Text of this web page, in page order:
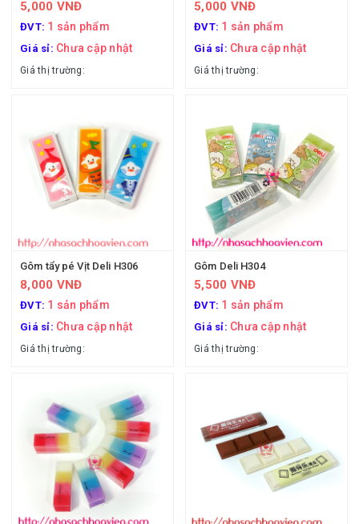
5,000 VNĐ
ĐVT: 1 sản phẩm
Giá sỉ: Chưa cập nhật
Giá thị trường:
5,000 VNĐ
ĐVT: 1 sản phẩm
Giá sỉ: Chưa cập nhật
Giá thị trường:
Gôm tẩy pé Vịt Deli H306
8,000 VNĐ
ĐVT: 1 sản phẩm
Giá sỉ: Chưa cập nhật
Giá thị trường:
Gôm Deli H304
5,500 VNĐ
ĐVT: 1 sản phẩm
Giá sỉ: Chưa cập nhật
Giá thị trường: